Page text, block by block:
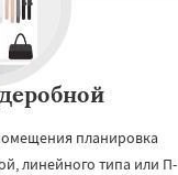
планировка
линейного типа или П-